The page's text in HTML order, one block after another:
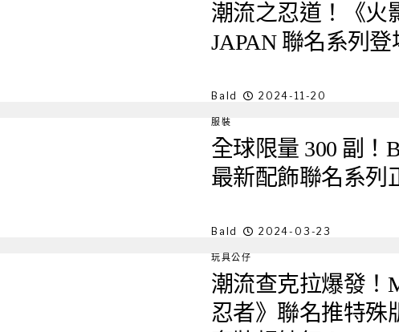
潮流之忍道！《火
JAPAN 聯名系列登
Bald 2024-11-20
服裝
全球限量 300 副！
最新配飾聯名系列
Bald 2024-03-23
玩具公仔
潮流查克拉爆發！
忍者》聯名推特殊